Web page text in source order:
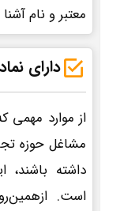
معتبر و نام
دارای
از موارد
مشاغل حوزه
داشته
است.